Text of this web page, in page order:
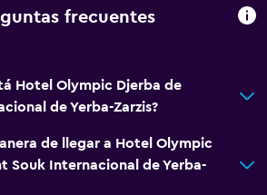
frecuentes
Hotel Olympic Djerba de
de Yerba-Zarzis?
de llegar a Hotel Olympic
Souk Internacional de Yerba-